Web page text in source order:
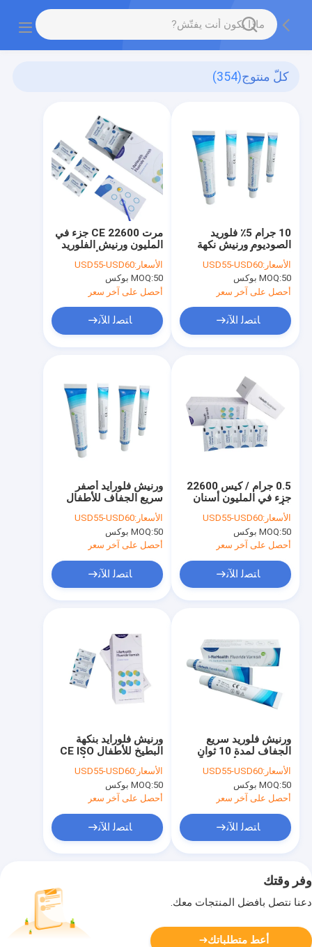
كلّ منتوج(354)
مرت CE 22600 جزء في
المليون ورنيش الفلوريد
رائحة البطيخ للأطفال
الأسعار:USD55-USD60
MOQ:50 بوكس
أحصل على آخر سعر
ﺎﺘﺼﻟ ﺍﻶﻧ
10 جرام 5٪ فلوريد
الصوديوم ورنيش نكهة
البطيخ للأطفال مع CE
الأسعار:USD55-USD60
MOQ:50 بوكس
أحصل على آخر سعر
ﺎﺘﺼﻟ ﺍﻶﻧ
ورنيش فلورايد أصفر
سريع الجفاف للأطفال
بنكهة لذيذة
الأسعار:USD55-USD60
MOQ:50 بوكس
أحصل على آخر سعر
ﺎﺘﺼﻟ ﺍﻶﻧ
0.5 جرام / كيس 22600
جزء في المليون أسنان
الأطفال فلورايد الورنيش
طعم البطيخ مع CE
الأسعار:USD55-USD60
MOQ:50 بوكس
أحصل على آخر سعر
ﺎﺘﺼﻟ ﺍﻶﻧ
ورنيش فلورايد بنكهة
البطيخ للأطفال CE ISO
0.4 مل لتسوس الأسنان
الأسعار:USD55-USD60
MOQ:50 بوكس
أحصل على آخر سعر
ﺎﺘﺼﻟ ﺍﻶﻧ
ورنيش فلوريد سريع
الجفاف لمدة 10 ثوانٍ
بنكهة طعم الأطفال
الأسعار:USD55-USD60
MOQ:50 بوكس
أحصل على آخر سعر
ﺎﺘﺼﻟ ﺍﻶﻧ
وفر وقتك
دعنا نتصل بأفضل المنتجات معك.
أعط متطلباتك